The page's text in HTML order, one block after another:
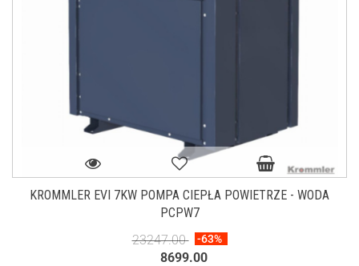
KROMMLER EVI 7KW POMPA CIEPŁA POWIETRZE - WODA
PCPW7
23247.00
-63%
8699.00